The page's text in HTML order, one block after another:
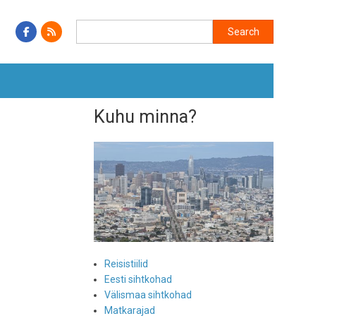
Kuhu minna?
Reisistiilid
Eesti sihtkohad
Välismaa sihtkohad
Matkarajad